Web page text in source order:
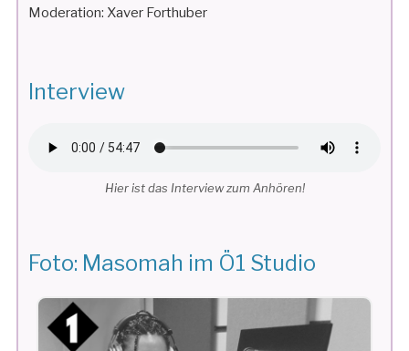
Moderation: Xaver Forthuber
Interview
Hier ist das Interview zum Anhören!
Foto: Masomah im Ö1 Studio